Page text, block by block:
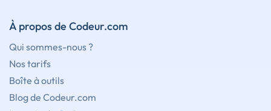
À propos de Codeur.com
Qui sommes-nous ?
Nos tarifs
Boîte à outils
Blog de Codeur.com